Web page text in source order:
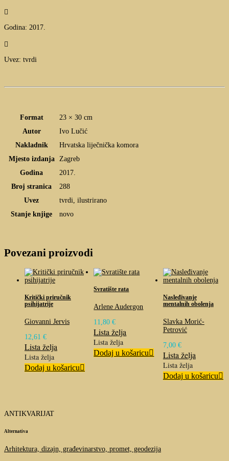

Godina: 2017.

Uvez: tvrdi
Format
23 × 30 cm
Autor
Ivo Lučić
Nakladnik
Hrvatska liječnička komora
Mjesto izdanja
Zagreb
Godina
2017.
Broj stranica
288
Uvez
tvrdi, ilustrirano
Stanje knjige
novo
Povezani proizvodi
Kritički priručnik
psihijatrije
Giovanni Jervis
12,61 €
Lista želja
Lista želja
Dodaj u košaricu
Svratište rata
Arlene Audergon
11,80€
Lista želja
Lista želja
Dodaj u košaricu
Nasleđivanje
mentalnih obolenja
Slavka Morić-
Petrović
7,00 €
Lista želja
Lista želja
Dodaj u košaricu
ANTIKVARIJAT
Alternativa
Arhitektura, dizajn, građevinarstvo, promet, geodezija